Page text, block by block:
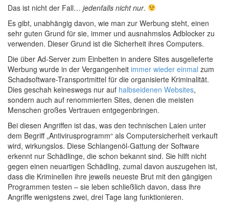
Das ist nicht der Fall… jedenfalls nicht nur.
Es gibt, unabhängig davon, wie man zur Werbung steht, einen
sehr guten Grund für sie, immer und ausnahmslos Adblocker zu
verwenden. Dieser Grund ist die Sicherheit ihres Computers.
Die über Ad-Server zum Einbetten in andere Sites ausgelieferte
Werbung wurde in der Vergangenheit immer wieder einmal zum
Schadsoftware-Transportmittel für die organisierte Kriminalität.
Dies geschah keineswegs nur auf halbseidenen Websites,
sondern auch auf renommierten Sites, denen die meisten
Menschen großes Vertrauen entgegenbringen.
Bei diesen Angriffen ist das, was den technischen Laien unter
dem Begriff „Antivirusprogramm“ als Computersicherheit verkauft
wird, wirkungslos. Diese Schlangenöl-Gattung der Software
erkennt nur Schädlinge, die schon bekannt sind. Sie hilft nicht
gegen einen neuartigen Schädling, zumal davon auszugehen ist,
dass die Kriminellen ihre jeweils neueste Brut mit den gängigen
Programmen testen – sie leben schließlich davon, dass ihre
Angriffe wenigstens zwei, drei Tage lang funktionieren.